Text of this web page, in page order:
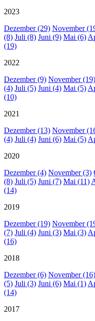
2023
Dezember (29) November
(8) Juli (8) Juni (9) Mai (6)
(19)
2022
Dezember (9) November (19)
(4) Juli (5) Juni (4) Mai (5)
(10)
2021
Dezember (13) November
(4) Juli (4) Juni (6) Mai (5)
2020
Dezember (4) November (3)
(8) Juli (5) Juni (7) Mai (11)
(14)
2019
Dezember (19) November
(7) Juli (4) Juni (3) Mai (3)
(16)
2018
Dezember (6) November (16)
(5) Juli (3) Juni (6) Mai (1)
(14)
2017